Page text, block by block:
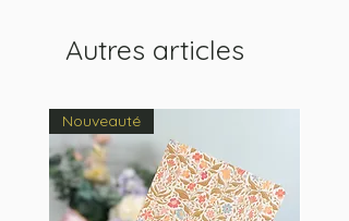
Autres articles
Nouveauté